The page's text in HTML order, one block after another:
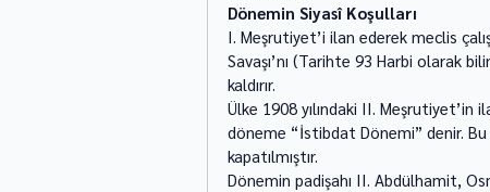
Dönemin Siyasî Koşulları
I. Meşrutiyet’i ilan ederek meclis
Savaşı’nı (Tarihte 93 Harbi olarak
kaldırır.
Ülke 1908 yılındaki II. Meşrutiyet’in
döneme “İstibdat Döne­mi” denir. Bu
kapatılmıştır.
Dönemin padişahı II. Abdülhamit,